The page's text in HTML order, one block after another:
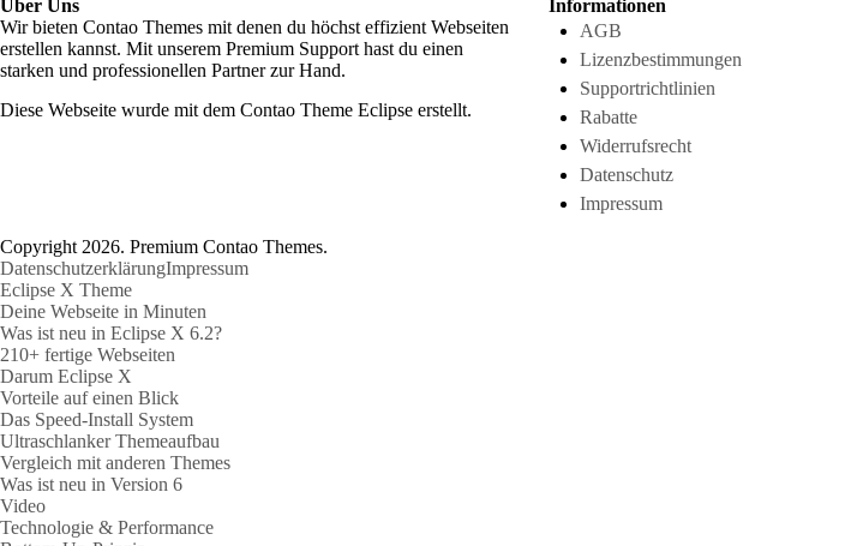
Über Uns
Wir bieten Contao Themes mit denen du höchst effizient Webseiten
erstellen kannst. Mit unserem Premium Support hast du einen
starken und professionellen Partner zur Hand.
Diese Webseite wurde mit dem Contao Theme Eclipse erstellt.
Informationen
AGB
Lizenzbestimmungen
Supportrichtlinien
Rabatte
Widerrufsrecht
Datenschutz
Impressum
Copyright 2026. Premium Contao Themes.
DatenschutzerklärungImpressum
Eclipse X Theme
Deine Webseite in Minuten
Was ist neu in Eclipse X 6.2?
210+ fertige Webseiten
Darum Eclipse X
Vorteile auf einen Blick
Das Speed-Install System
Ultraschlanker Themeaufbau
Vergleich mit anderen Themes
Was ist neu in Version 6
Video
Technologie & Performance